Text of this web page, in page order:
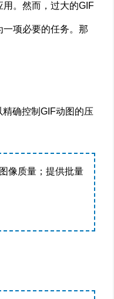
。然而，过大的GIF
项必要的任务。那
确控制GIF动图的压
像质量；提供批量